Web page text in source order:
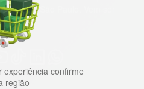
de São Paulo. Vem ser
experiência confirme
região